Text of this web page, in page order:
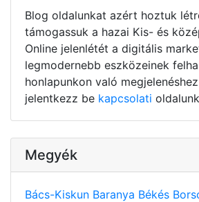
Blog oldalunkat azért hoztuk
támogassuk a hazai Kis- és
Online jelenlétét a digitális
legmodernebb eszközeinek
honlapunkon való
jelentkezz be kapcsolati
Megyék
Bács-Kiskun Baranya Békés